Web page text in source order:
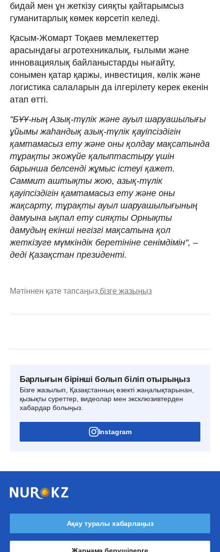
бидай мен ұн жеткізу сияқты қайтарымсыз
гуманитарлық көмек көрсетіп келеді.
Қасым-Жомарт Тоқаев мемлекеттер
арасындағы агротехникалық, ғылыми және
инновациялық байланыстарды нығайту,
сонымен қатар қаржы, инвестиция, көлік және
логистика салаларын да ілгерілету керек екенін
атап өтті.
"БҰҰ-ның Азық-түлік және ауыл шаруашылығы
ұйымы жаһандық азық-түлік қауіпсіздігін
қамтамасыз ету және оны қолдау мақсатында
тұрақты экожүйе қалыптастыру үшін
барынша белсенді жұмыс істеуі қажет.
Саммит аштықты жою, азық-түлік
қауіпсіздігін қамтамасыз ету және оны
жақсарту, тұрақты ауыл шаруашылығының
дамуына ықпал ету сияқты Орнықты
дамудың екінші негізгі мақсатына қол
жеткізуге мүмкіндік беретініне сенімдімін", –
деді Қазақстан президенті.
Мәтіннен қате тапсаңыз,бізге жазыңыз
Барлығын бірінші болып біліп отырыңыз
Бізге жазылып, Қазақстанның өзекті жаңалықтарынан,
қызықты суреттер, видеолар мен эксклюзивтерден
хабардар болыңыз.
Instagram
Ақау туралы хабарлаңыз
Жарнама берушілерге